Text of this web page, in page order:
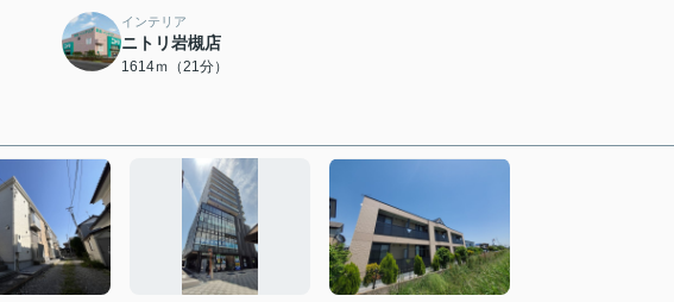
インテリア
ニトリ岩槻店
1614ｍ（21分）